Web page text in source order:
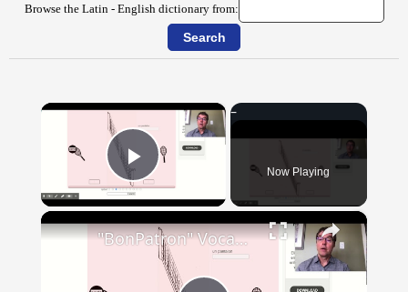
Browse the Latin - English dictionary from:
×
Play Video Now Playing
×
"BonPatron" Vocabulary - Clothing